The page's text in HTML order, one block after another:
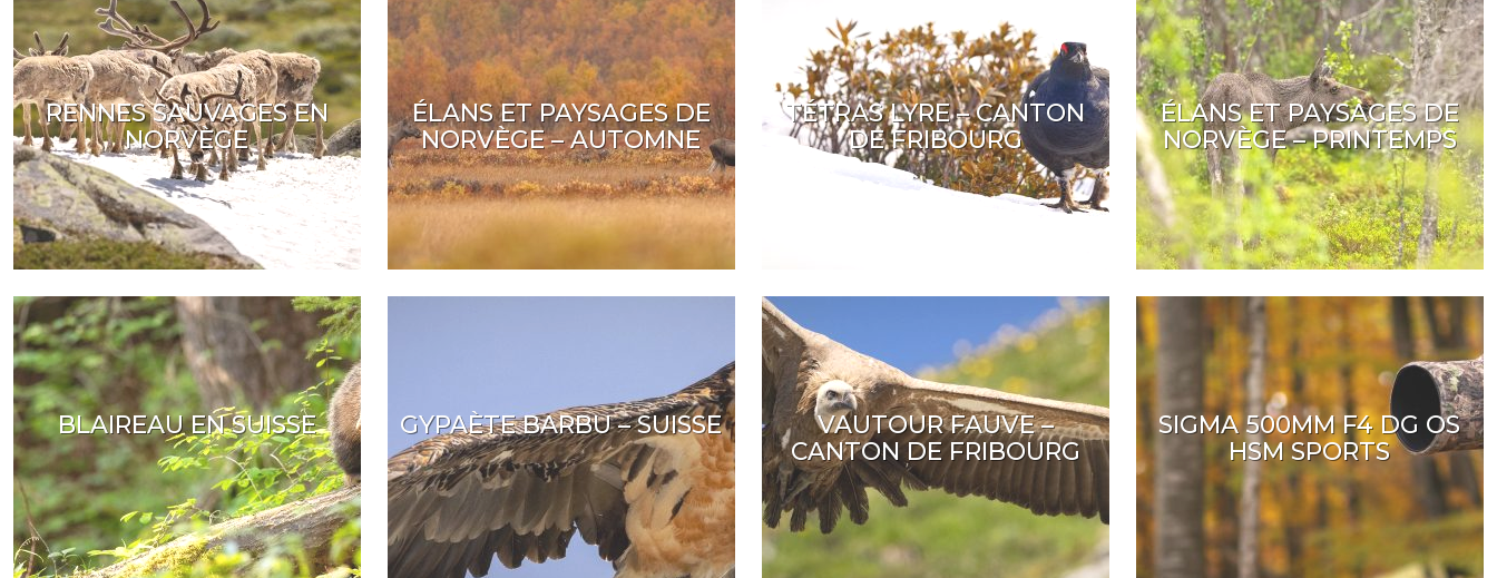
RENNES SAUVAGES EN
NORVÈGE
ÉLANS ET PAYSAGES DE
NORVÈGE – AUTOMNE
TÉTRAS LYRE – CANTON
DE FRIBOURG
ÉLANS ET PAYSAGES DE
NORVÈGE – PRINTEMPS
BLAIREAU EN SUISSE GYPAÈTE BARBU – SUISSE
VAUTOUR FAUVE –
CANTON DE FRIBOURG
SIGMA 500MM F4 DG OS
HSM SPORTS